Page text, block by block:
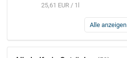
25,61 EUR / 1l
Alle anzeigen